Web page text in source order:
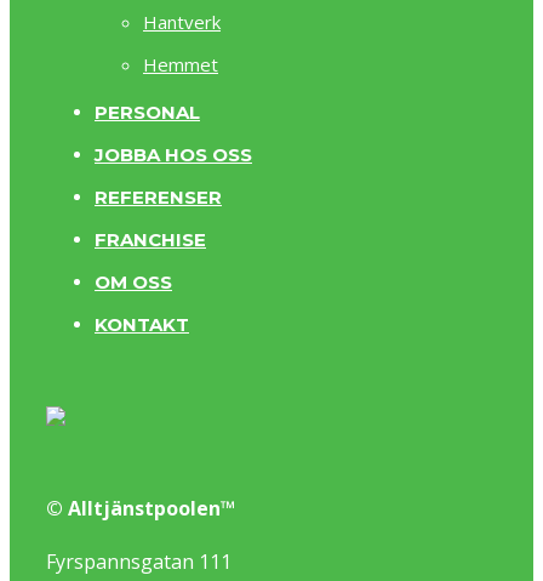
Hantverk
Hemmet
PERSONAL
JOBBA HOS OSS
REFERENSER
FRANCHISE
OM OSS
KONTAKT
© Alltjänstpoolen™
Fyrspannsgatan 111